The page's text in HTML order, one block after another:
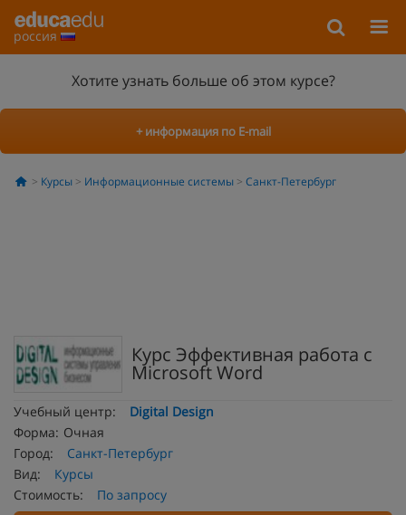
россия
Хотите узнать больше об этом курсе?
+ информация по E-mail
Курсы Информационные системы Санкт-Петербург
Курс Эффективная работа с
Microsoft Word
Учебный центр:
Digital Design
Форма: Очная
Город:
Санкт-Петербург
Вид:
Курсы
Стоимость:
По запросу